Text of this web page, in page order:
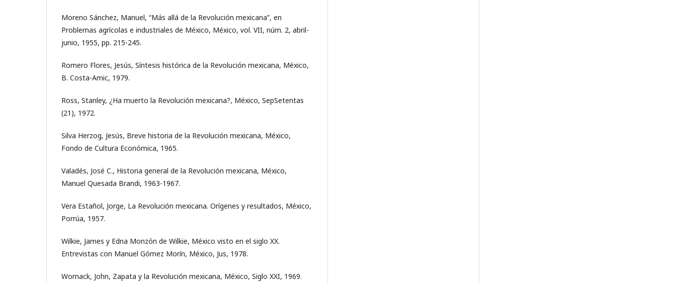
Moreno Sánchez, Manuel, “Más allá de la Revolución mexicana”, en
Problemas agrícolas e industriales de México, México, vol. VII, núm. 2, abril-
junio, 1955, pp. 215-245.
Romero Flores, Jesús, Síntesis histórica de la Revolución mexicana, México,
B. Costa-Amic, 1979.
Ross, Stanley, ¿Ha muerto la Revolución mexicana?, México, SepSetentas
(21), 1972.
Silva Herzog, Jesús, Breve historia de la Revolución mexicana, México,
Fondo de Cultura Económica, 1965.
Valadés, José C., Historia general de la Revolución mexicana, México,
Manuel Quesada Brandi, 1963-1967.
Vera Estañol, Jorge, La Revolución mexicana. Orígenes y resultados, México,
Porrúa, 1957.
Wilkie, James y Edna Monzón de Wilkie, México visto en el siglo XX.
Entrevistas con Manuel Gómez Morín, México, Jus, 1978.
Womack, John, Zapata y la Revolución mexicana, México, Siglo XXI, 1969.